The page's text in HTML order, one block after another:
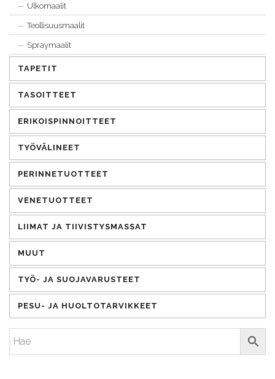
Ulkomaalit
Teollisuusmaalit
Spraymaalit
TAPETIT
TASOITTEET
ERIKOISPINNOITTEET
TYÖVÄLINEET
PERINNETUOTTEET
VENETUOTTEET
LIIMAT JA TIIVISTYSMASSAT
MUUT
TYÖ- JA SUOJAVARUSTEET
PESU- JA HUOLTOTARVIKKEET